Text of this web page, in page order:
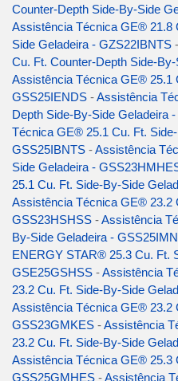
Counter-Depth Side-By-Side
Assistência Técnica GE® 21.8
Side Geladeira - GZS22IBNTS -
Cu. Ft. Counter-Depth Side-
Assistência Técnica GE® 25.1
GSS25IENDS -Assistência
Depth Side-By-Side Geladeira
Técnica GE® 25.1 Cu. Ft.
GSS25IBNTS -Assistência
Side Geladeira -
25.1 Cu. Ft. Side-By-Side
Assistência Técnica GE® 23.2
GSS23HSHSS -Assistência
By-Side Geladeira -
ENERGY STAR® 25.3 Cu. Ft.
GSE25GSHSS -Assistência
23.2 Cu. Ft. Side-By-Side
Assistência Técnica GE® 23.2
GSS23GMKES -Assistência
23.2 Cu. Ft. Side-By-Side
Assistência Técnica GE® 25.3
GSS25GMHES -Assistência